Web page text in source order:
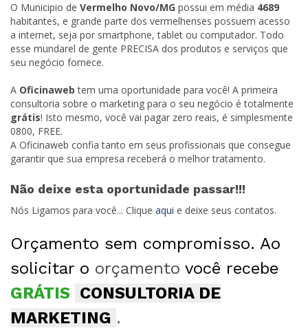
O Municipio de Vermelho Novo/MG possui em média 4689
habitantes, e grande parte dos vermelhenses possuem acesso
a internet, seja por smartphone, tablet ou computador. Todo
esse mundarel de gente PRECISA dos produtos e serviços que
seu negócio fornece.
A Oficinaweb tem uma oportunidade para você! A primeira
consultoria sobre o marketing para o seu negócio é totalmente
grátis! Isto mesmo, você vai pagar zero reais, é simplesmente
0800, FREE.
A Oficinaweb confia tanto em seus profissionais que consegue
garantir que sua empresa receberá o melhor tratamento.
Não deixe esta oportunidade passar!!!
Nós Ligamos para você... Clique aqui e deixe seus contatos.
Orçamento sem compromisso. Ao
solicitar o orçamento você recebe
GRÁTIS CONSULTORIA DE
MARKETING .